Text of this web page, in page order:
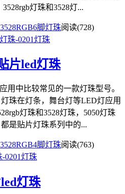
灯珠和3528灯...
3528RGB6脚灯珠阅读(728)
片led灯珠
用中比较常见的一款灯珠型号。
珠在灯条，舞台灯等LED灯应用
灯珠和3528灯珠，5050灯珠
是贴片灯珠系列中的...
3528RGB4脚灯珠阅读(763)
灯珠